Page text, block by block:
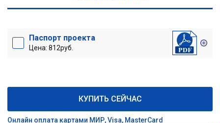
Паспорт проекта
Цена: 812руб.
КУПИТЬ СЕЙЧАС
Онлайн оплата картами МИР, Visa, MasterCard